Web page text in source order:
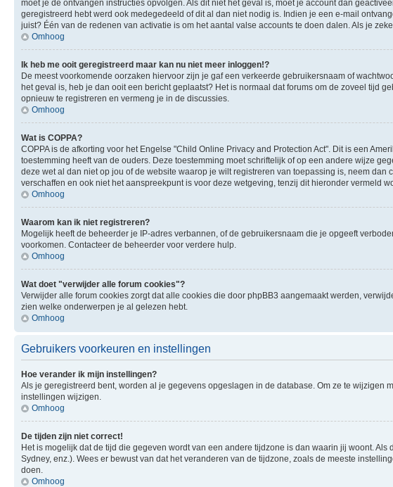
moet je de ontvangen instructies opvolgen. Als dit niet het geval is, moet je account dan
geregistreerd hebt werd ook medegedeeld of dit al dan niet nodig is. Indien je een e-mail
juist? Één van de redenen van activatie is om het aantal valse accounts te doen dalen. Als je
Omhoog
Ik heb me ooit geregistreerd maar kan nu niet meer inloggen!?
De meest voorkomende oorzaken hiervoor zijn je gaf een verkeerde gebruikersnaam of
het geval is, heb je dan ooit een bericht geplaatst? Het is normaal dat forums om de zoveel tijd
opnieuw te registreren en vermeng je in de discussies.
Omhoog
Wat is COPPA?
COPPA is de afkorting voor het Engelse "Child Online Privacy and Protection Act". Dit is een
toestemming heeft van de ouders. Deze toestemming moet schriftelijk of op een andere wijze
deze wet al dan niet op jou of de website waarop je wilt registreren van toepassing is, neem
verschaffen en ook niet het aanspreekpunt is voor deze wetgeving, tenzij dit hieronder vermeld
Omhoog
Waarom kan ik niet registreren?
Mogelijk heeft de beheerder je IP-adres verbannen, of de gebruikersnaam die je opgeeft
voorkomen. Contacteer de beheerder voor verdere hulp.
Omhoog
Wat doet "verwijder alle forum cookies"?
Verwijder alle forum cookies zorgt dat alle cookies die door phpBB3 aangemaakt werden,
zien welke onderwerpen je al gelezen hebt.
Omhoog
Gebruikers voorkeuren en instellingen
Hoe verander ik mijn instellingen?
Als je geregistreerd bent, worden al je gegevens opgeslagen in de database. Om ze te wijzigen
instellingen wijzigen.
Omhoog
De tijden zijn niet correct!
Het is mogelijk dat de tijd die gegeven wordt van een andere tijdzone is dan waarin jij woont.
Sydney, enz.). Wees er bewust van dat het veranderen van de tijdzone, zoals de meeste
doen.
Omhoog